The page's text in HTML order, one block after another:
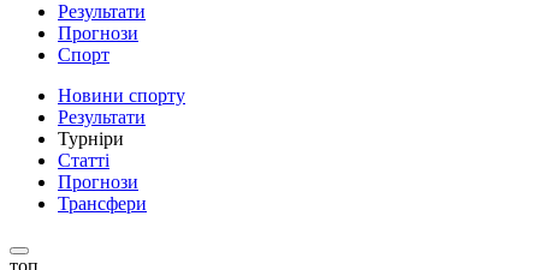
Результати
Прогнози
Спорт
Новини спорту
Результати
Турніри
Статті
Прогнози
Трансфери
топ